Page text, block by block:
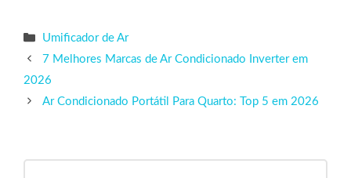
Categorias
Umificador de Ar
7 Melhores Marcas de Ar Condicionado Inverter em
2026
Ar Condicionado Portátil Para Quarto: Top 5 em 2026